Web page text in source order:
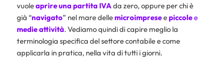
vuoleaprire una partita IVAda zero, oppure per chi è
già “navigato” nel mare dellemicroimpreseepiccolee
medieattività. Vediamo quindi di capire meglio la
terminologia specifica del settore contabile e come
applicarla in pratica, nella vita di tutti i giorni.